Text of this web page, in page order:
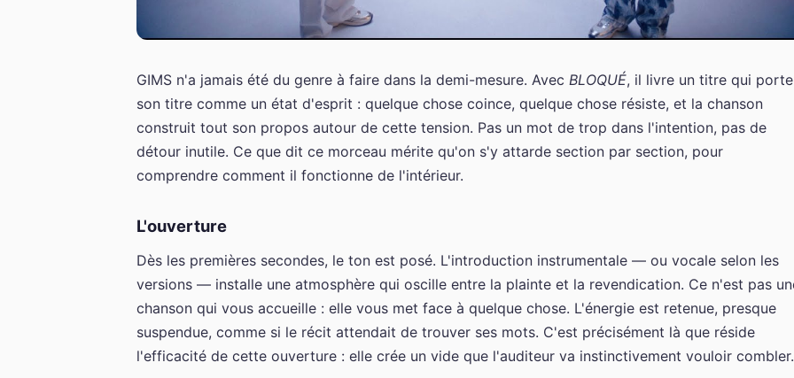
GIMS n'a jamais été du genre à faire dans la demi-mesure. Avec BLOQUÉ, il livre un titre qui porte
son titre comme un état d'esprit : quelque chose coince, quelque chose résiste, et la chanson
construit tout son propos autour de cette tension. Pas un mot de trop dans l'intention, pas de
détour inutile. Ce que dit ce morceau mérite qu'on s'y attarde section par section, pour
comprendre comment il fonctionne de l'intérieur.
L'ouverture
Dès les premières secondes, le ton est posé. L'introduction instrumentale — ou vocale selon les
versions — installe une atmosphère qui oscille entre la plainte et la revendication. Ce n'est pas
chanson qui vous accueille : elle vous met face à quelque chose. L'énergie est retenue, presque
suspendue, comme si le récit attendait de trouver ses mots. C'est précisément là que réside
l'efficacité de cette ouverture : elle crée un vide que l'auditeur va instinctivement vouloir combler.